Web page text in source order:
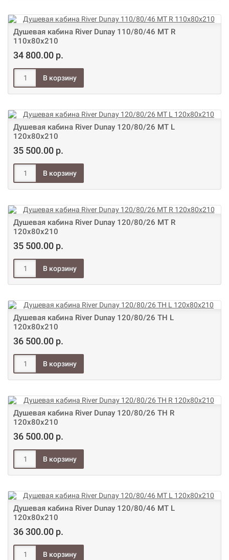
Душевая кабина River Dunay 110/80/46 МТ R
110х80х210
34 800.00 р.
Душевая кабина River Dunay 120/80/26 МТ L
120х80х210
35 500.00 р.
Душевая кабина River Dunay 120/80/26 МТ R
120х80х210
35 500.00 р.
Душевая кабина River Dunay 120/80/26 ТН L
120х80х210
36 500.00 р.
Душевая кабина River Dunay 120/80/26 ТН R
120х80х210
36 500.00 р.
Душевая кабина River Dunay 120/80/46 МТ L
120х80х210
36 300.00 р.